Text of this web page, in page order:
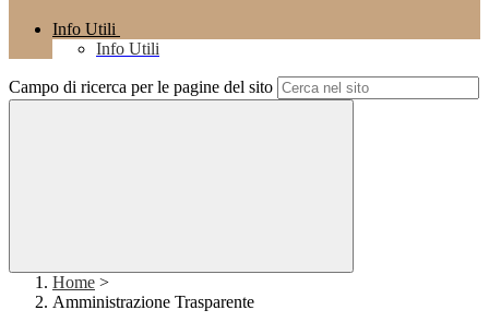
Info Utili
Info Utili
Campo di ricerca per le pagine del sito
Home >
Amministrazione Trasparente